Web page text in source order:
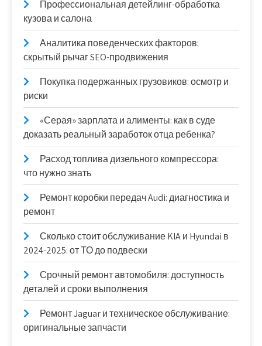
Профессиональная детейлинг-обработка
кузова и салона
Аналитика поведенческих факторов:
скрытый рычаг SEO-продвижения
Покупка подержанных грузовиков: осмотр и
риски
«Серая» зарплата и алименты: как в суде
доказать реальный заработок отца ребенка?
Расход топлива дизельного компрессора:
что нужно знать
Ремонт коробки передач Audi: диагностика и
ремонт
Сколько стоит обслуживание KIA и Hyundai в
2024-2025: от ТО до подвески
Срочный ремонт автомобиля: доступность
деталей и сроки выполнения
Ремонт Jaguar и техническое обслуживание:
оригинальные запчасти